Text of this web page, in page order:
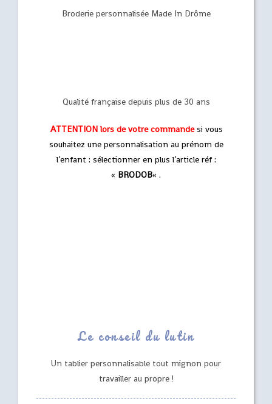
Broderie personnalisée Made In Drôme
Qualité française depuis plus de 30 ans
ATTENTION lors de votre commande si vous
souhaitez une personnalisation au prénom de
l’enfant : sélectionner en plus l’article réf :
« BRODOB« .
Le conseil du lutin
Un tablier personnalisable tout mignon pour
travailler au propre !